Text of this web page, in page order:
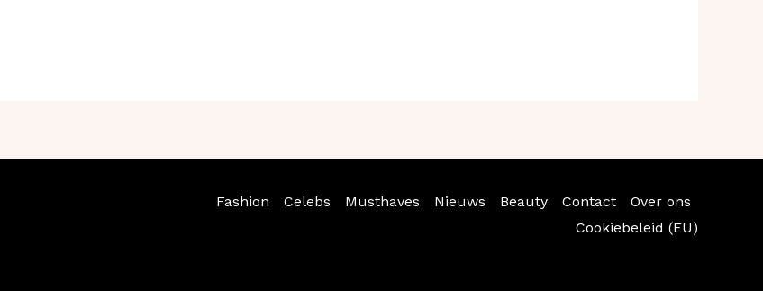
Fashion Celebs Musthaves Nieuws Beauty Contact
Over ons
Cookiebeleid (EU)